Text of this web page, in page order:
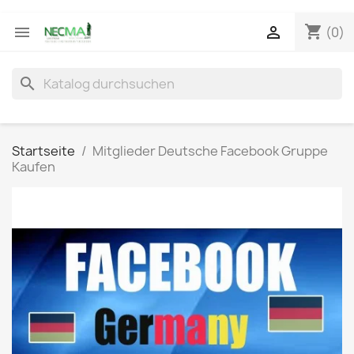
 shopping_cart (0)

search
Startseite
Mitglieder Deutsche Facebook Gruppe
Kaufen